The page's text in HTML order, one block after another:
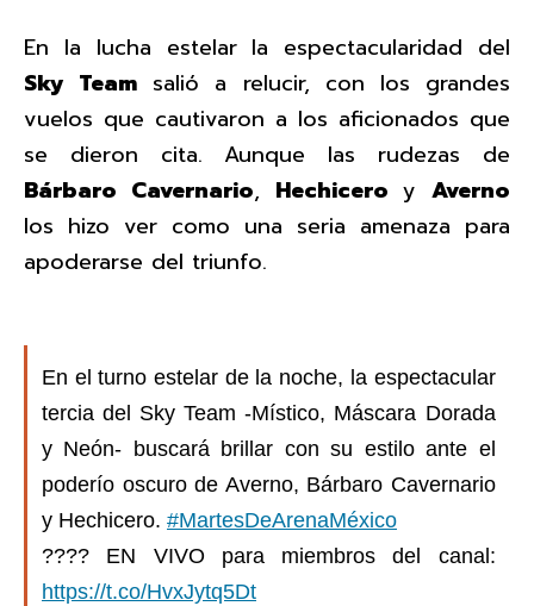
En la lucha estelar la espectacularidad del
Sky Team salió a relucir, con los grandes
vuelos que cautivaron a los aficionados que
se dieron cita. Aunque las rudezas de
Bárbaro Cavernario, Hechicero y Averno
los hizo ver como una seria amenaza para
apoderarse del triunfo.
En el turno estelar de la noche, la espectacular
tercia del Sky Team -Místico, Máscara Dorada
y Neón- buscará brillar con su estilo ante el
poderío oscuro de Averno, Bárbaro Cavernario
y Hechicero. #MartesDeArenaMéxico
???? EN VIVO para miembros del canal:
https://t.co/HvxJytq5Dt